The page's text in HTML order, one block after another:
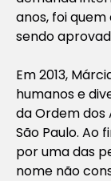
anos, foi
sendo
Em 2013,
humanos e
da Ordem dos
São Paulo. Ao
por uma das
nome não